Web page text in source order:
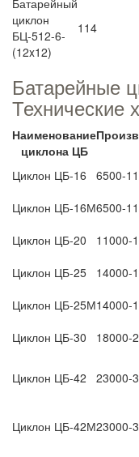
Батарейный
циклон
БЦ-512-6-
(12x12)
114
Батарейные
Технические
Наименование
циклона ЦБ
Циклон ЦБ-16
6500-
Циклон ЦБ-16М6500-
Циклон ЦБ-20
11000-
Циклон ЦБ-25
14000-
Циклон ЦБ-25М14000-
Циклон ЦБ-30
18000-
Циклон ЦБ-42 23000-
Циклон ЦБ-42М23000-